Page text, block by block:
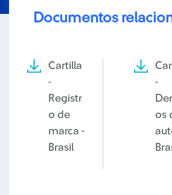
Documentos
Cartilla
-
Registr
o de
marca -
Brasil
-
os